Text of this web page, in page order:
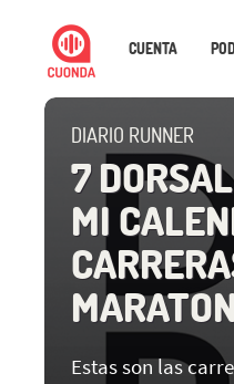
CUENTA
DIARIO RUNNER
7
MI
Estas son las